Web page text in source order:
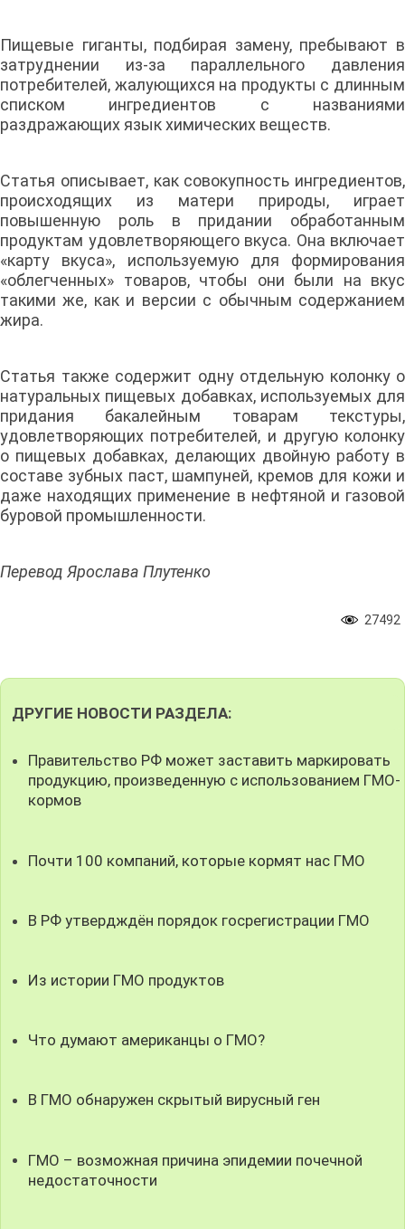
Пищевые гиганты, подбирая замену, пребывают в
затруднении из-за параллельного давления
потребителей, жалующихся на продукты с длинным
списком ингредиентов с названиями
раздражающих язык химических веществ.
Статья описывает, как совокупность ингредиентов,
происходящих из матери природы, играет
повышенную роль в придании обработанным
продуктам удовлетворяющего вкуса. Она включает
«карту вкуса», используемую для формирования
«облегченных» товаров, чтобы они были на вкус
такими же, как и версии с обычным содержанием
жира.
Статья также содержит одну отдельную колонку о
натуральных пищевых добавках, используемых для
придания бакалейным товарам текстуры,
удовлетворяющих потребителей, и другую колонку
о пищевых добавках, делающих двойную работу в
составе зубных паст, шампуней, кремов для кожи и
даже находящих применение в нефтяной и газовой
буровой промышленности.
Перевод Ярослава Плутенко
27492
ДРУГИЕ НОВОСТИ РАЗДЕЛА:
Правительство РФ может заставить маркировать
продукцию, произведенную с использованием ГМО-
кормов
Почти 100 компаний, которые кормят нас ГМО
В РФ утвердждён порядок госрегистрации ГМО
Из истории ГМО продуктов
Что думают американцы о ГМО?
В ГМО обнаружен скрытый вирусный ген
ГМО – возможная причина эпидемии почечной
недостаточности